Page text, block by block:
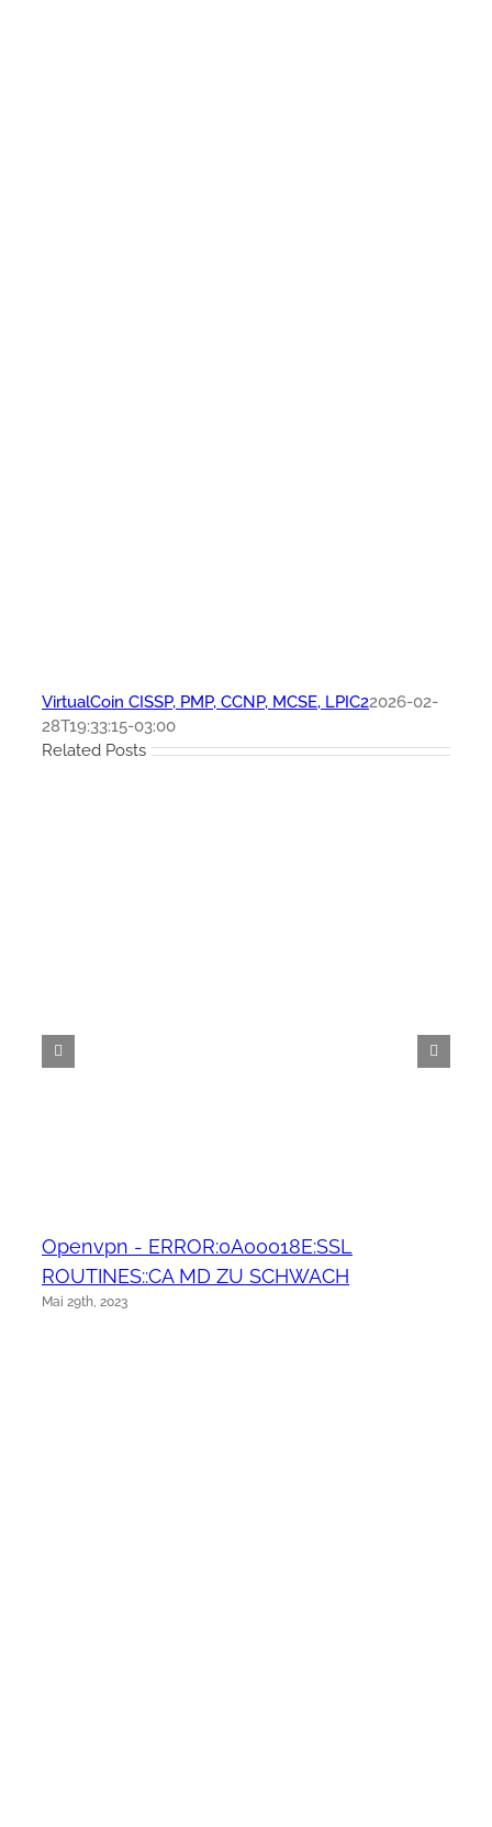
VirtualCoin CISSP, PMP, CCNP, MCSE, LPIC22026-02-
28T19:33:15-03:00
Related Posts
Openvpn - ERROR:0A00018E:SSL
ROUTINES::CA MD ZU SCHWACH
Mai 29th, 2023